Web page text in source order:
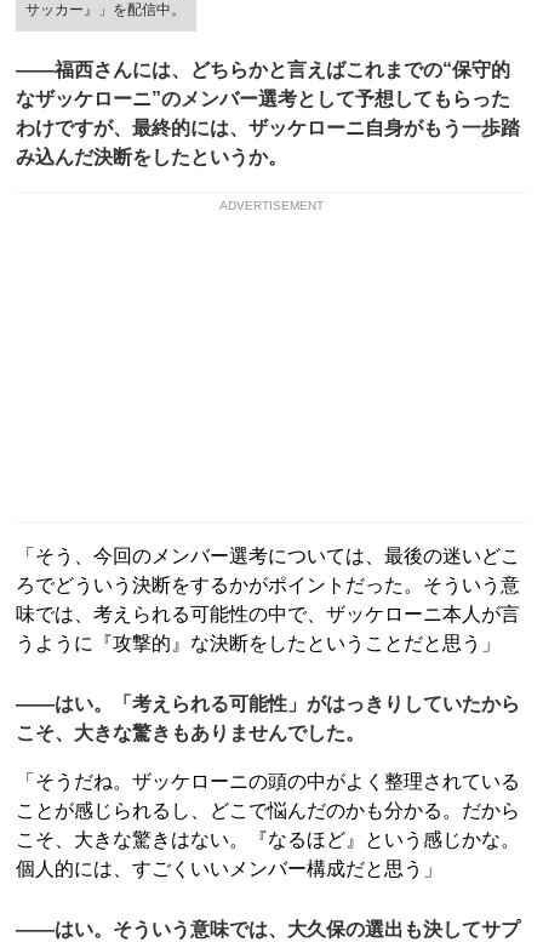
サッカー』」を配信中。
――福西さんには、どちらかと言えばこれまでの“保守的
なザッケローニ”のメンバー選考として予想してもらった
わけですが、最終的には、ザッケローニ自身がもう一歩踏
み込んだ決断をしたというか。
ADVERTISEMENT
「そう、今回のメンバー選考については、最後の迷いどこ
ろでどういう決断をするかがポイントだった。そういう意
味では、考えられる可能性の中で、ザッケローニ本人が言
うように『攻撃的』な決断をしたということだと思う」
――はい。「考えられる可能性」がはっきりしていたから
こそ、大きな驚きもありませんでした。
「そうだね。ザッケローニの頭の中がよく整理されている
ことが感じられるし、どこで悩んだのかも分かる。だから
こそ、大きな驚きはない。『なるほど』という感じかな。
個人的には、すごくいいメンバー構成だと思う」
――はい。そういう意味では、大久保の選出も決してサプ